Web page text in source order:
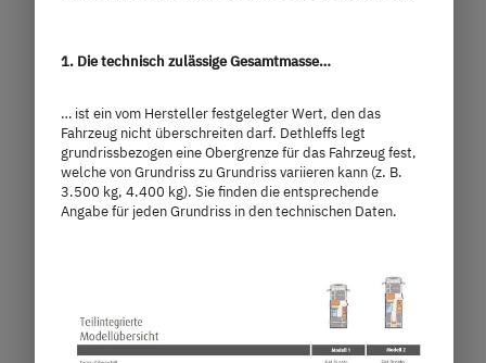
Preis aba) Schlafplätze
5,99 m
Länge
3.499 kg
Technisch zulässige Gesamtmasse
1. Die technisch zulässige Gesamtmasse…
… ist ein vom Hersteller festgelegter Wert, den das
Fahrzeug nicht überschreiten darf. Dethleffs legt
grundrissbezogen eine Obergrenze für das Fahrzeug fest,
welche von Grundriss zu Grundriss variieren kann (z. B.
3.500 kg, 4.400 kg). Sie finden die entsprechende
Angabe für jeden Grundriss in den technischen Daten.